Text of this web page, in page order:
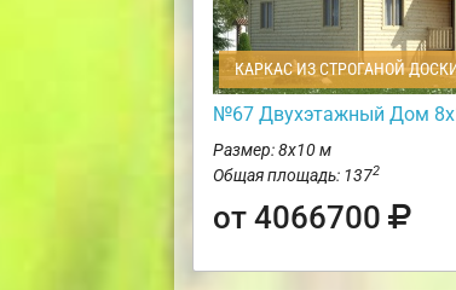
КАРКАС ИЗ СТРОГАНОЙ
№67 Двухэтажный Дом
Размер: 8х10 м
Общая площадь: 1372
от 4066700